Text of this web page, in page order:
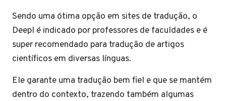
Sendo uma ótima opção em sites de tradução, o
Deepl é indicado por professores de faculdades e é
super recomendado para tradução de artigos
científicos em diversas línguas.
Ele garante uma tradução bem fiel e que se mantém
dentro do contexto, trazendo também algumas